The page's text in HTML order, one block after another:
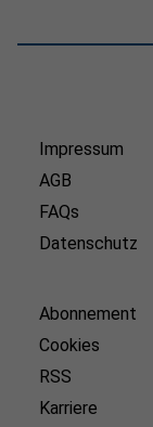
Impressum
AGB
FAQs
Datenschutz
Abonnement
Cookies
RSS
Karriere